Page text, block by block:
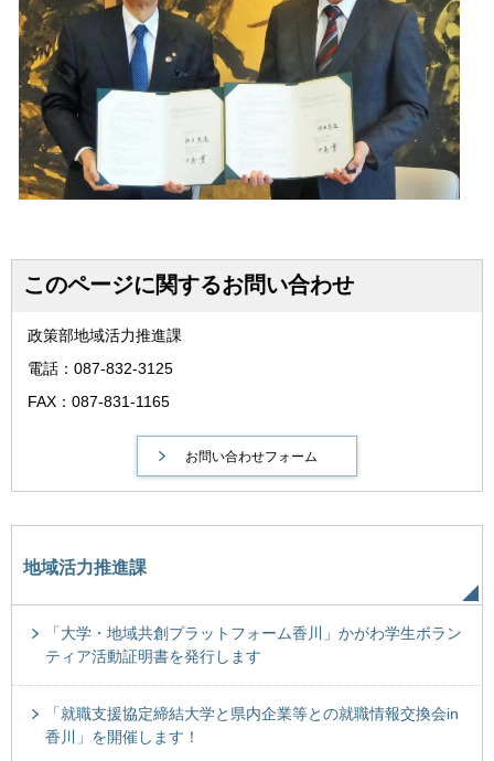
このページに関するお問い合わせ
政策部地域活力推進課
電話：087-832-3125
FAX：087-831-1165
地域活力推進課
「大学・地域共創プラットフォーム香川」かがわ学生ボラン
ティア活動証明書を発行します
「就職支援協定締結大学と県内企業等との就職情報交換会in
香川」を開催します！